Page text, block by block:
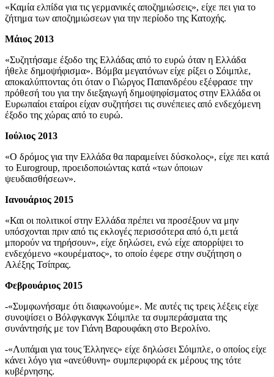
«Καμία ελπίδα για τις γερμανικές αποζημιώσεις», είχε πει για το
ζήτημα των αποζημιώσεων για την περίοδο της Κατοχής.
Μάιος 2013
«Συζητήσαμε έξοδο της Ελλάδας από το ευρώ όταν η Ελλάδα
ήθελε δημοψήφισμα». Βόμβα μεγατόνων είχε ρίξει ο Σόιμπλε,
αποκαλύπτοντας ότι όταν ο Γιώργος Παπανδρέου εξέφρασε την
πρόθεσή του για την διεξαγωγή δημοψηφίσματος στην Ελλάδα οι
Ευρωπαίοι εταίροι είχαν συζητήσει τις συνέπειες από ενδεχόμενη
έξοδο της χώρας από το ευρώ.
Ιούλιος 2013
«Ο δρόμος για την Ελλάδα θα παραμείνει δύσκολος», είχε πει κατά
το Eurogroup, προειδοποιώντας κατά «των όποιων
ψευδαισθήσεων».
Ιανουάριος 2015
«Και οι πολιτικοί στην Ελλάδα πρέπει να προσέξουν να μην
υπόσχονται πριν από τις εκλογές περισσότερα από ό,τι μετά
μπορούν να τηρήσουν», είχε δηλώσει, ενώ είχε απορρίψει το
ενδεχόμενο «κουρέματος», το οποίο έφερε στην συζήτηση ο
Αλέξης Τσίπρας.
Φεβρουάριος 2015
-«Συμφωνήσαμε ότι διαφωνούμε». Με αυτές τις τρεις λέξεις είχε
συνοψίσει ο Βόλφγκανγκ Σόιμπλε τα συμπεράσματα της
συνάντησής με τον Γιάνη Βαρουφάκη στο Βερολίνο.
-«Λυπάμαι για τους Έλληνες» είχε δηλώσει Σόιμπλε, ο οποίος είχε
κάνει λόγο για «ανεύθυνη» συμπεριφορά εκ μέρους της τότε
κυβέρνησης.